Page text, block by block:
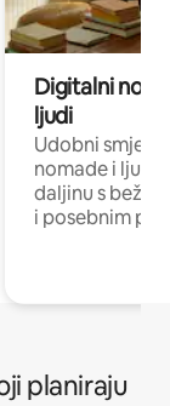
Digitalni
ljudi
Udobni
nomade i ljude
daljinu s
i posebnim
planiraju